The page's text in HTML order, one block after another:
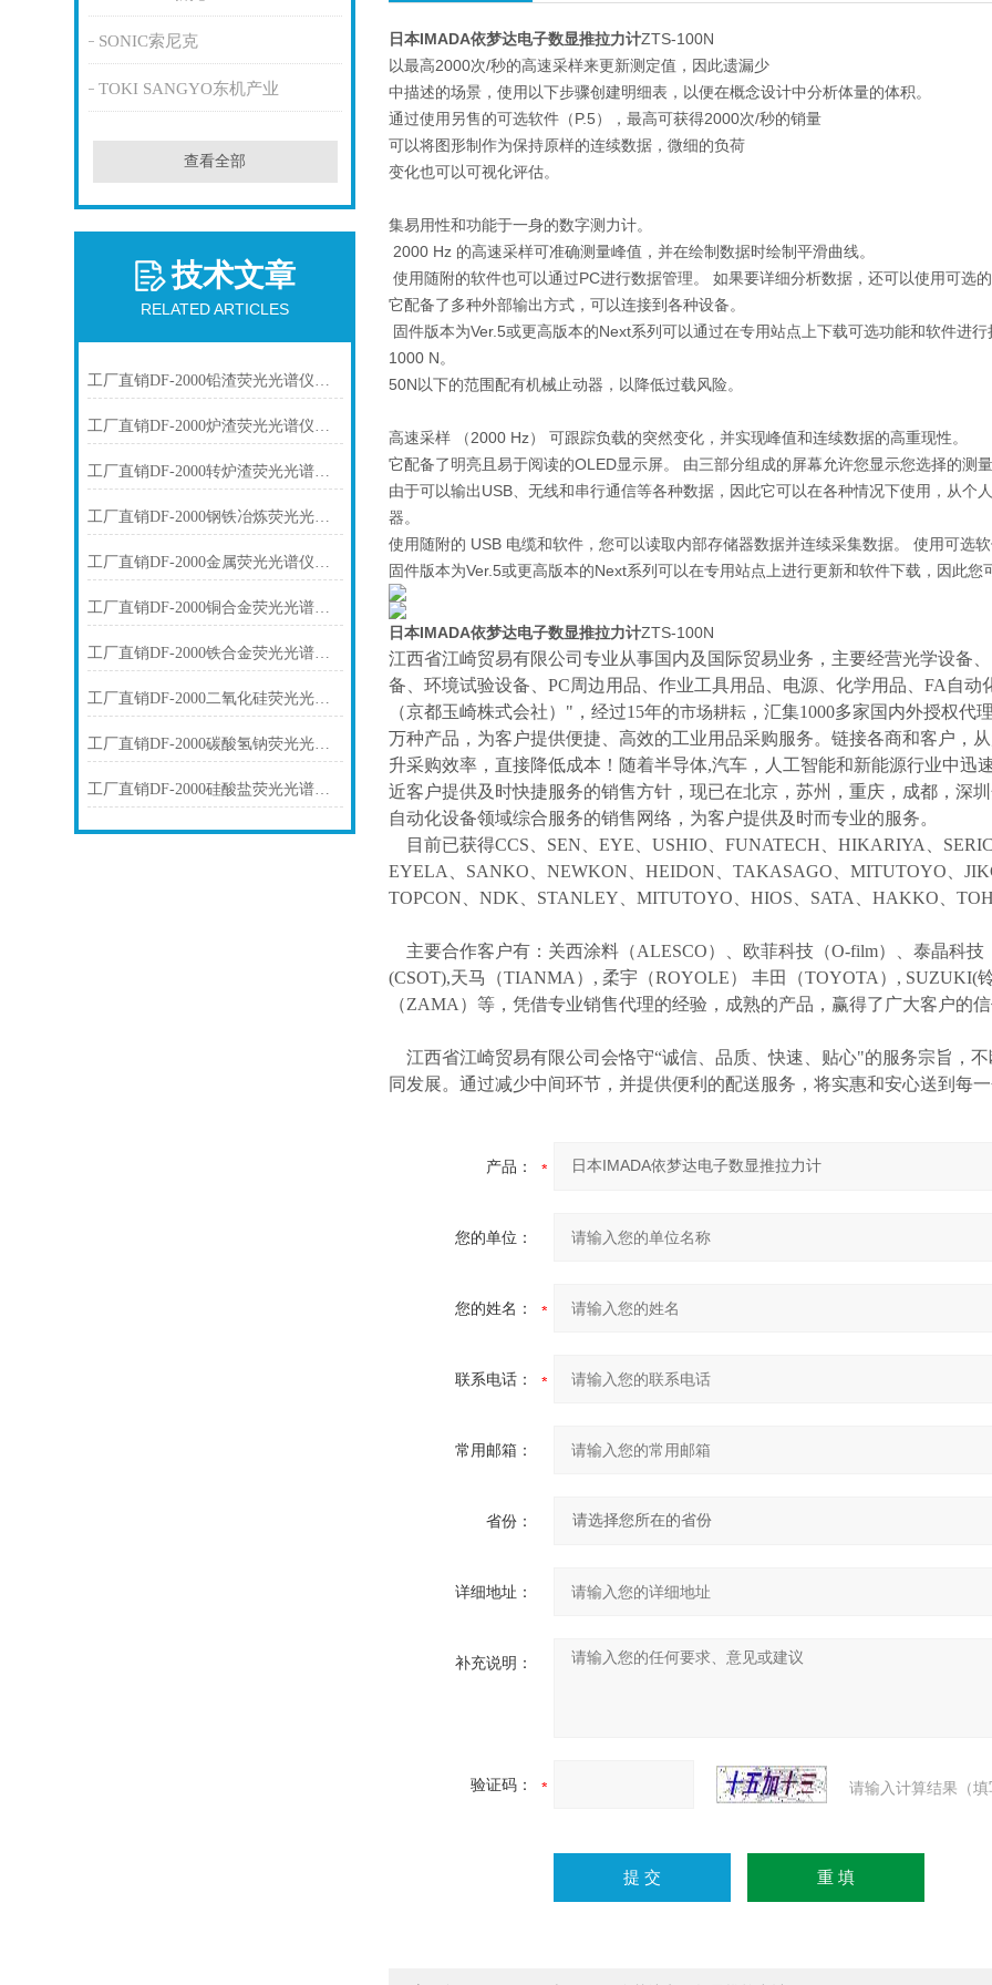
SONIC索尼克
TOKI SANGYO东机产业
查看全部
技术文章
RELATED ARTICLES
工厂直销DF-2000铅渣荧光光谱仪技术参数
工厂直销DF-2000炉渣荧光光谱仪技术参数
工厂直销DF-2000转炉渣荧光光谱仪技术参数
工厂直销DF-2000钢铁冶炼荧光光谱仪技术参数
工厂直销DF-2000金属荧光光谱仪技术参数
工厂直销DF-2000铜合金荧光光谱仪技术参数
工厂直销DF-2000铁合金荧光光谱仪技术参数
工厂直销DF-2000二氧化硅荧光光谱仪技术参数
工厂直销DF-2000碳酸氢钠荧光光谱仪技术参数
工厂直销DF-2000硅酸盐荧光光谱仪技术参数
日本IMADA依梦达电子数显推拉力计ZTS-100N
以最高2000次/秒的高速采样来更新测定值，因此遗漏少
中描述的场景，使用以下步骤创建明细表，以便在概念设计中分析体量的体积。
通过使用另售的可选软件（P.5），最高可获得2000次/秒的销量
可以将图形制作为保持原样的连续数据，微细的负荷
变化也可以可视化评估。
集易用性和功能于一身的数字测力计。
2000 Hz 的高速采样可准确测量峰值，并在绘制数据时绘制平滑曲线。
使用随附的软件也可以通过PC进行数据管理。 如果要详细分析数据，还可以使用可选
它配备了多种外部输出方式，可以连接到各种设备。
固件版本为Ver.5或更高版本的Next系列可以通过在专用站点上下载可选功能和软件进
1000 N。
50N以下的范围配有机械止动器，以降低过载风险。
高速采样 （2000 Hz） 可跟踪负载的突然变化，并实现峰值和连续数据的高重现性。
它配备了明亮且易于阅读的OLED显示屏。 由三部分组成的屏幕允许您显示您选择的测
由于可以输出USB、无线和串行通信等各种数据，因此它可以在各种情况下使用，从
器。
使用随附的 USB 电缆和软件，您可以读取内部存储器数据并连续采集数据。 使用可选
固件版本为Ver.5或更高版本的Next系列可以在专用站点上进行更新和软件下载，因此
日本IMADA依梦达电子数显推拉力计ZTS-100N
江西省江崎贸易有限公司专业从事国内及国际贸易业务，主要经营光学设备
备、环境试验设备、PC周边用品、作业工具用品、电源、化学用品、FA自
（京都玉崎株式会社）"，经过15年的市场耕耘 ，汇集1000多家国内外授权代
万种产品，为客户提供便捷、高效的工业用品采购服务。链接各商和客户，
升采购效率，直接降低成本！随着半导体,汽车，人工智能和新能源行业中迅
近客户提供及时快捷服务的销售方针，现已在北京，苏州，重庆，成都，深
自动化设备领域综合服务的销售网络，为客户提供及时而专业的服务。
目前已获得CCS、SEN、EYE、USHIO、FUNATECH、HIKARIYA、
EYELA、SANKO、NEWKON、HEIDON、TAKASAGO、MITUTOYO、
TOPCON、NDK、STANLEY、MITUTOYO、HIOS、SATA、HAKKO、
主要合作客户有：关西涂料（ALESCO）、欧菲科技（O-film）、泰晶科
(CSOT),天马（TIANMA）, 柔宇（ROYOLE） 丰田（TOYOTA）, SUZUKI(
（ZAMA）等，凭借专业销售代理的经验，成熟的产品，赢得了广大客户
江西省江崎贸易有限公司会恪守“诚信、品质、快速、贴心"的服务宗旨，
同发展。通过减少中间环节，并提供便利的配送服务，将实惠和安心送到每
产品：
您的单位：
您的姓名：
联系电话：
常用邮箱：
省份：
详细地址：
补充说明：
验证码： 请输入计算结果（